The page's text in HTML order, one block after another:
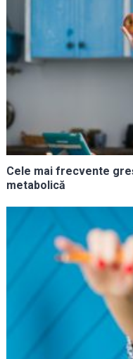
Cele mai frecvente
metabolică